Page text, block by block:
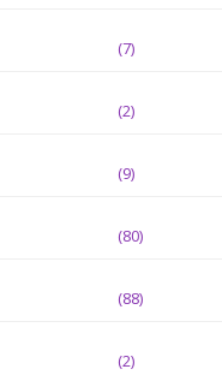
(7)
(2)
(9)
(80)
(88)
(2)